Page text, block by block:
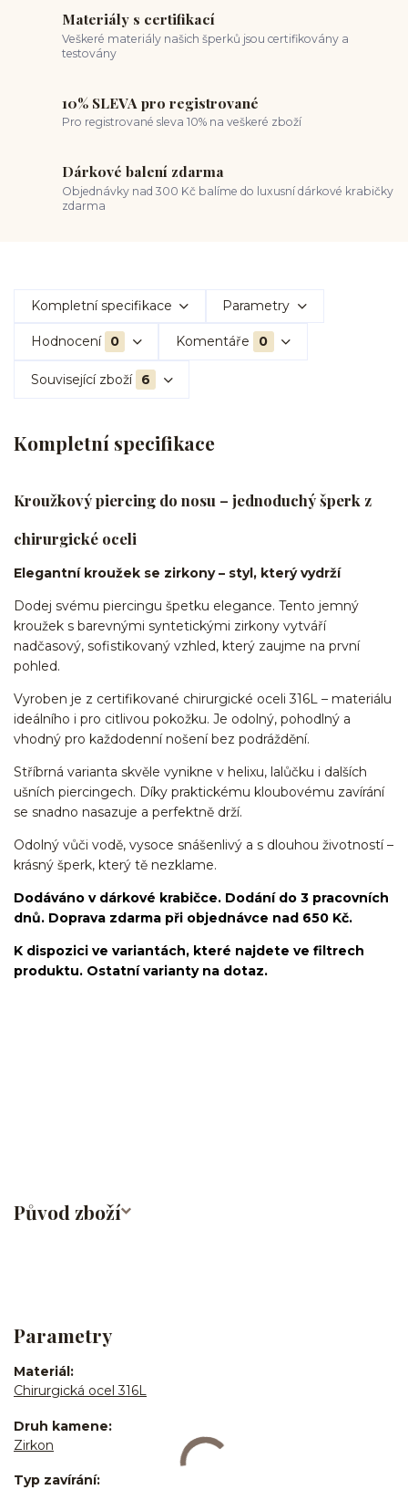
Materiály s certifikací
Veškeré materiály našich šperků jsou certifikovány a
testovány
10% SLEVA pro registrované
Pro registrované sleva 10% na veškeré zboží
Dárkové balení zdarma
Objednávky nad 300 Kč balíme do luxusní dárkové krabičky
zdarma
Kompletní specifikace Parametry
Hodnocení 0 Komentáře 0
Související zboží 6
Kompletní specifikace
Kroužkový piercing do nosu – jednoduchý šperk z
chirurgické oceli
Elegantní kroužek se zirkony – styl, který vydrží
Dodej svému piercingu špetku elegance. Tento jemný
kroužek s barevnými syntetickými zirkony vytváří
nadčasový, sofistikovaný vzhled, který zaujme na první
pohled.
Vyroben je z certifikované chirurgické oceli 316L – materiálu
ideálního i pro citlivou pokožku. Je odolný, pohodlný a
vhodný pro každodenní nošení bez podráždění.
Stříbrná varianta skvěle vynikne v helixu, lalůčku i dalších
ušních piercingech. Díky praktickému kloubovému zavírání
se snadno nasazuje a perfektně drží.
Odolný vůči vodě, vysoce snášenlivý a s dlouhou životností –
krásný šperk, který tě nezklame.
Dodáváno v dárkové krabičce. Dodání do 3 pracovních
dnů. Doprava zdarma při objednávce nad 650 Kč.
K dispozici ve variantách, které najdete ve filtrech
produktu. Ostatní varianty na dotaz.
Původ zboží
Parametry
Materiál
Chirurgická ocel 316L
Druh kamene
Zirkon
Typ zavírání